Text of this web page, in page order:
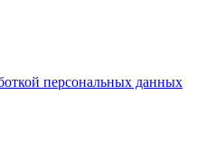
персональных данных